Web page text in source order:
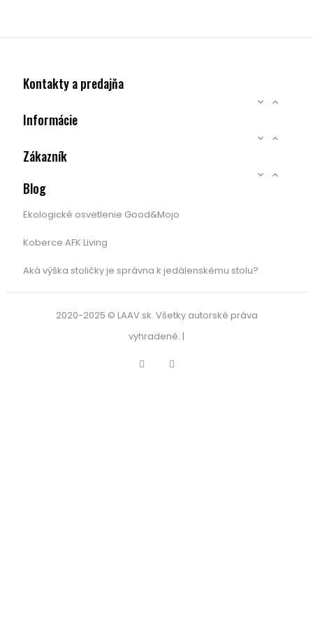
Kontakty a predajňa
 
Informácie
 
Zákazník
 
Blog
Ekologické osvetlenie Good&Mojo
Koberce AFK Living
Aká výška stoličky je správna k jedálenskému stolu?
2020-2025 © LAAV.sk. Všetky autorské práva
vyhradené. |
Facebook